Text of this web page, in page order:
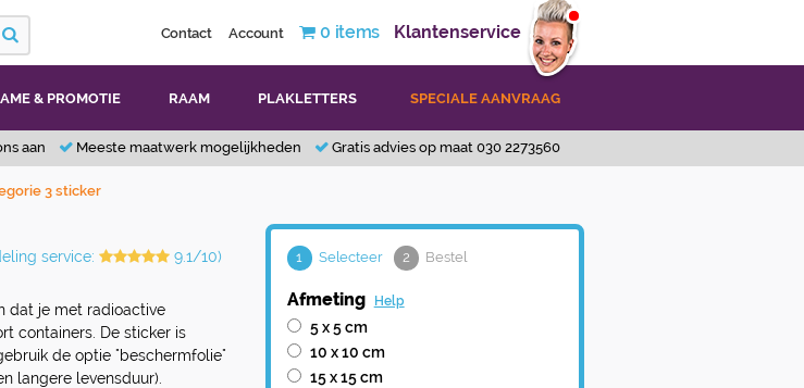
Contact Account 0 items Klantenservice
& PROMOTIE RAAM PLAKLETTERS SPECIALE AANVRAAG
aan Meeste maatwerk mogelijkheden Gratis advies op maat 030 2273560
3 sticker
service: 9.1/10)
dat je met radioactive
containers. De sticker is
de optie "beschermfolie"
langere levensduur).
1 Selecteer 2 Bestel
Afmeting Help
5 x 5 cm
10 x 10 cm
15 x 15 cm